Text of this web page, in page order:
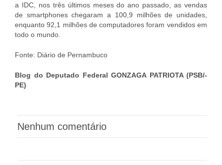
a IDC, nos três últimos meses do ano passado, as vendas
de smartphones chegaram a 100,9 milhões de unidades,
enquanto 92,1 milhões de computadores foram vendidos em
todo o mundo.
Fonte: Diário de Pernambuco
Blog do Deputado Federal GONZAGA PATRIOTA (PSB/-
PE)
Nenhum comentário